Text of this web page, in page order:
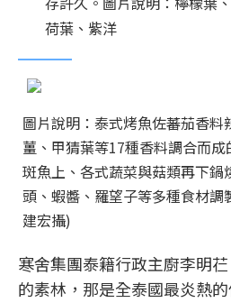
荷葉、紫洋
圖片說明：泰式烤魚佐蕃茄香料
薑、甲猜葉等17種香料調合而
斑魚上、各式蔬菜與菇類再下鍋
頭、蝦醬、羅望子等多種食材
建宏攝)
寒舍集團泰籍行政主廚李明
的素林，那是全泰國最炎熱